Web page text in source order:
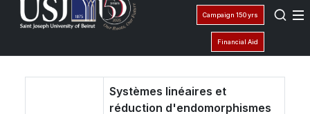
Campaign 150 yrs
Financial Aid
Systèmes linéaires et
réduction d'endomorphismes